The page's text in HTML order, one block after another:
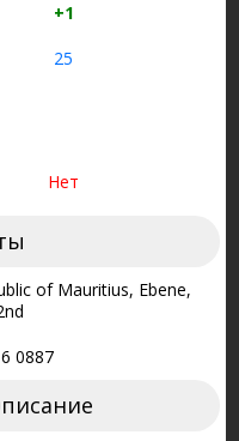
+1
25
Нет
of Mauritius, Ebene,
0887